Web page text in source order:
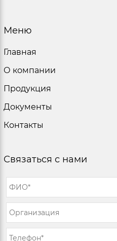
Меню
Главная
О компании
Продукция
Документы
Контакты
Связаться с нами